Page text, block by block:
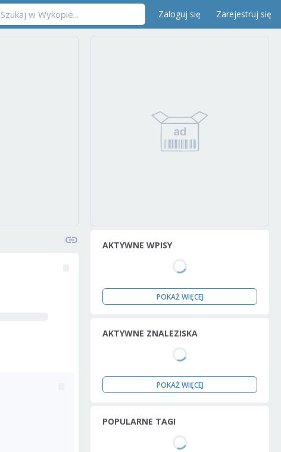
Zaloguj się Zarejestruj się
AKTYWNE WPISY
POKAŻ WIĘCEJ
AKTYWNE ZNALEZISKA
POKAŻ WIĘCEJ
POPULARNE TAGI